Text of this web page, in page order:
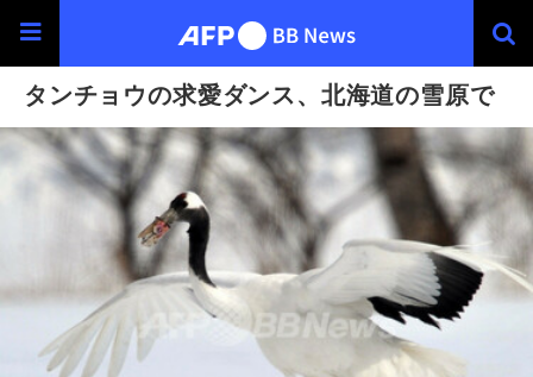
タンチョウの求愛ダンス、北海道の雪原で